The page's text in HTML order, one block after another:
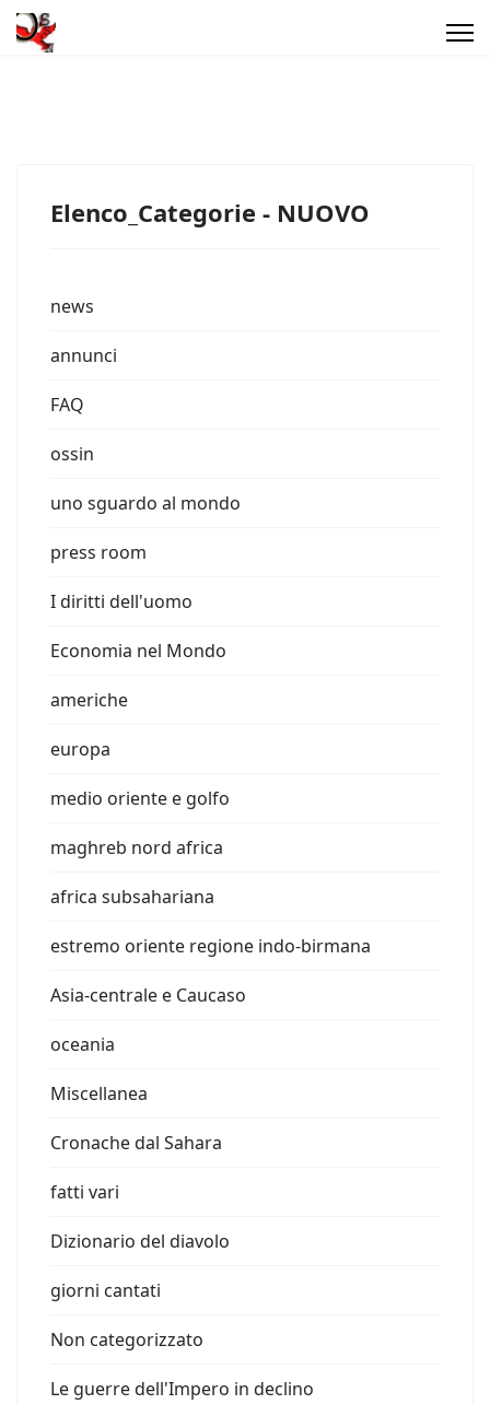
Elenco_Categorie - NUOVO
news
annunci
FAQ
ossin
uno sguardo al mondo
press room
I diritti dell'uomo
Economia nel Mondo
americhe
europa
medio oriente e golfo
maghreb nord africa
africa subsahariana
estremo oriente regione indo-birmana
Asia-centrale e Caucaso
oceania
Miscellanea
Cronache dal Sahara
fatti vari
Dizionario del diavolo
giorni cantati
Non categorizzato
Le guerre dell'Impero in declino